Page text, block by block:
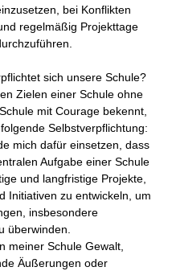
bei Konflikten
regelmäßig Projekttage
sich unsere Schule?
Zielen einer Schule ohne
mit Courage bekennt,
Selbstverpflichtung:
dafür einsetzen, dass
Aufgabe einer Schule
und langfristige Projekte,
Initiativen zu entwickeln, um
insbesondere
überwinden.
Schule Gewalt,
Äußerungen oder